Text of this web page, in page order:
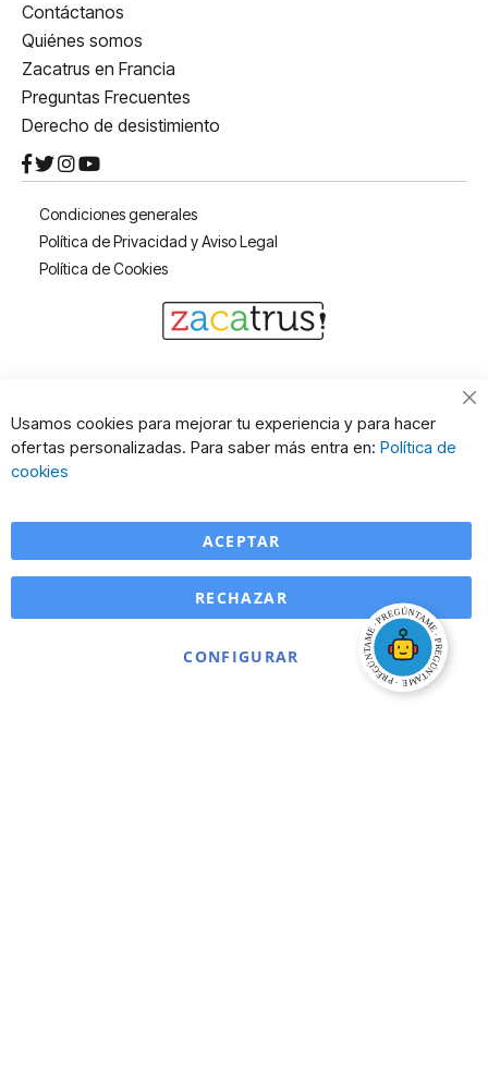
Contáctanos
Quiénes somos
Zacatrus en Francia
Preguntas Frecuentes
Derecho de desistimiento
Condiciones generales
Política de Privacidad y Aviso Legal
Política de Cookies
Usamos cookies para mejorar tu experiencia y para hacer
ofertas personalizadas. Para saber más entra en: Política de
cookies
ACEPTAR
CONFIGURAR
RECHAZAR